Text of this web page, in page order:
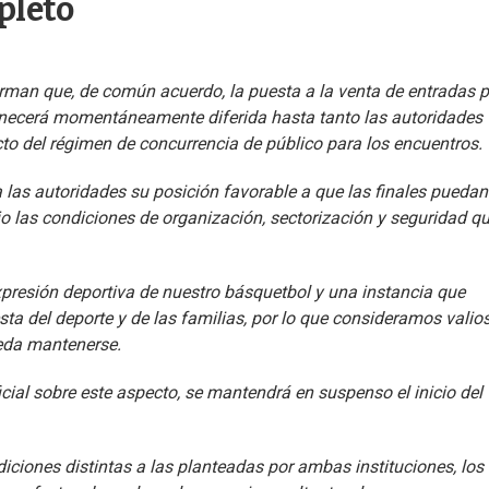
que, de común acuerdo, la puesta a la venta de entradas
momentáneamente diferida hasta tanto las autoridades
del régimen de concurrencia de público para los encuentros.
autoridades su posición favorable a que las finales puedan
las condiciones de organización, sectorización y seguridad
deportiva de nuestro básquetbol y una instancia que
del deporte y de las familias, por lo que consideramos
mantenerse.
sobre este aspecto, se mantendrá en suspenso el inicio del
distintas a las planteadas por ambas instituciones, los